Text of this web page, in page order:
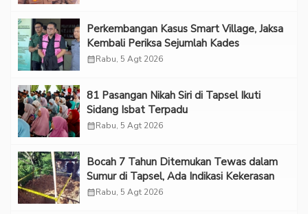
Perkembangan Kasus Smart Village, Jaksa
Kembali Periksa Sejumlah Kades
calendar_monthRabu, 5 Agt 2026
81 Pasangan Nikah Siri di Tapsel Ikuti
Sidang Isbat Terpadu
calendar_monthRabu, 5 Agt 2026
Bocah 7 Tahun Ditemukan Tewas dalam
Sumur di Tapsel, Ada Indikasi Kekerasan
calendar_monthRabu, 5 Agt 2026